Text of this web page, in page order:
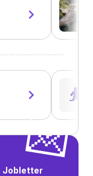
⛹️
💌
Jobletter